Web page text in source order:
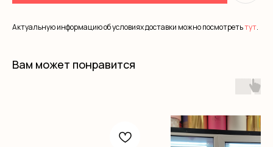
Актуальную информацию об условиях доставки можно посмотретьтут.
Вам может понравится